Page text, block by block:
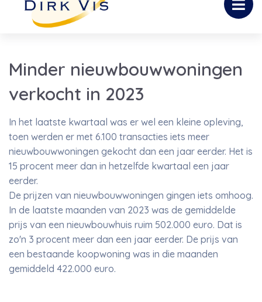
Minder nieuwbouwwoningen
verkocht in 2023
In het laatste kwartaal was er wel een kleine opleving,
toen werden er met 6.100 transacties iets meer
nieuwbouwwoningen gekocht dan een jaar eerder. Het is
15 procent meer dan in hetzelfde kwartaal een jaar
eerder.
De prijzen van nieuwbouwwoningen gingen iets omhoog.
In de laatste maanden van 2023 was de gemiddelde
prijs van een nieuwbouwhuis ruim 502.000 euro. Dat is
zo'n 3 procent meer dan een jaar eerder. De prijs van
een bestaande koopwoning was in die maanden
gemiddeld 422.000 euro.